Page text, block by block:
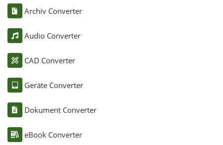
Archiv Converter
Audio Converter
CAD Converter
Geräte Converter
Dokument Converter
eBook Converter